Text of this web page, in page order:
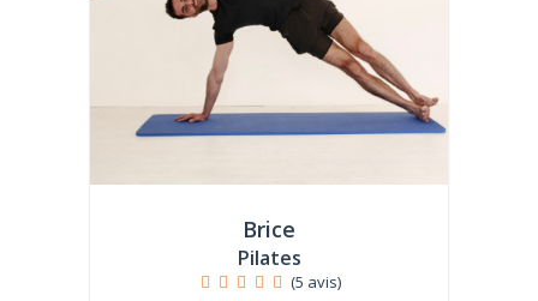
Brice
Pilates
(5 avis)